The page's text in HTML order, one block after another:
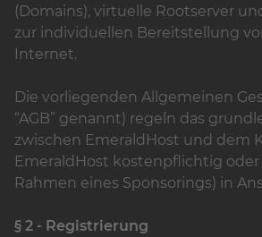
(Domains), virtuelle Rootserver
zur individuellen Bereitstellung
Internet.
Die vorliegenden Allgemeinen
“AGB” genannt) regeln das
zwischen EmeraldHost und dem
EmeraldHost kostenpflichtig
Rahmen eines Sponsorings) in
§ 2 - Registrierung